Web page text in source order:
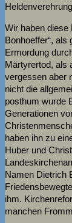
Wir haben diese
Bonhoeffer“, als
Ermordung
Märtyrertod, als
vergessen aber
nicht die
posthum wurde
Generationen
haben ihn zu
Huber und
Namen Dietrich
ihm.
manchen